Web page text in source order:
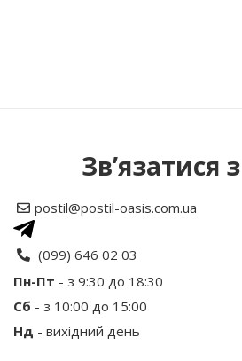
Зв’язатися
postil@postil-oasis.com.ua
(099) 646 02 03
Пн-Пт - з 9:30 до 18:30
Сб - з 10:00 до 15:00
Нд - вихідний день